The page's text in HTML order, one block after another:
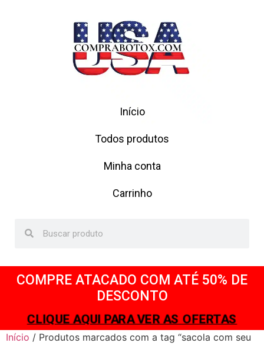
Início
Todos produtos
Minha conta
Carrinho
COMPRE ATACADO COM ATÉ 50% DE
DESCONTO
CLIQUE AQUI PARA VER AS OFERTAS
Início / Produtos marcados com a tag “sacola com seu